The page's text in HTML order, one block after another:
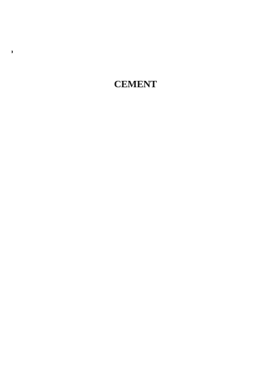
CEMENT